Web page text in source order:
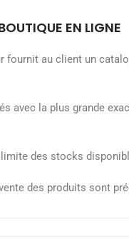
EN LIGNE
fournit au client un
avec la plus grande
des stocks
des produits sont